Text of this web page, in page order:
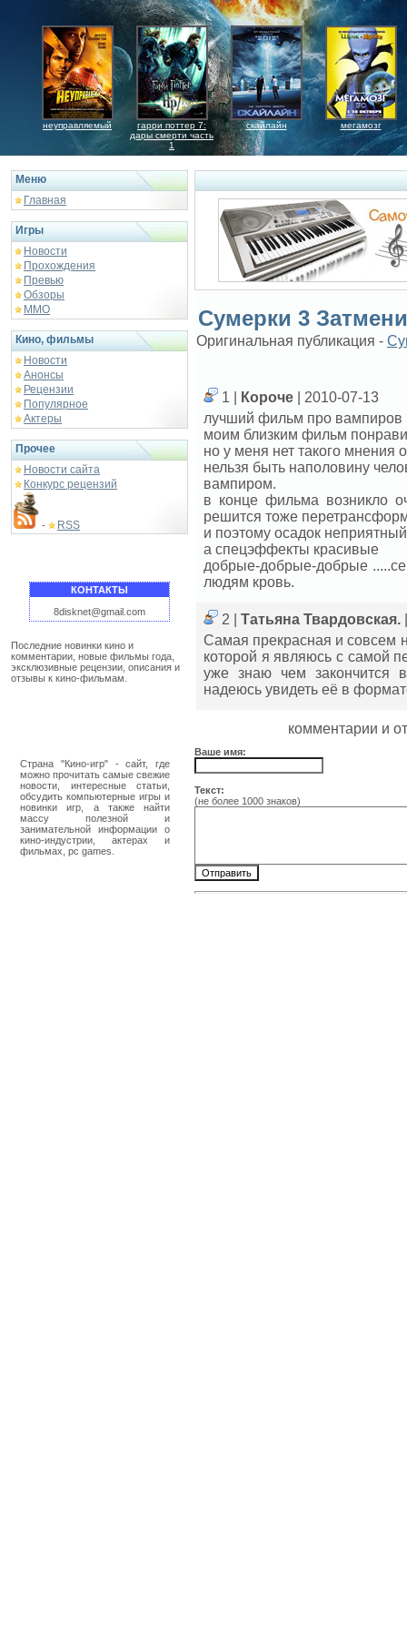
неуправляемый
гарри поттер 7:
дары смерти часть
1
скайлайн мегамозг
Меню
Главная
Игры
Новости
Прохождения
Превью
Обзоры
ММО
Кино, фильмы
Новости
Анонсы
Рецензии
Популярное
Актеры
Прочее
Новости сайта
Конкурс рецензий
- RSS
КОНТАКТЫ
8disknet@gmail.com
Последние новинки кино и
комментарии, новые фильмы года,
эксклюзивные рецензии, описания и
отзывы к кино-фильмам.
Страна "Кино-игр" - сайт, где
можно прочитать самые свежие
новости, интересные статьи,
обсудить компьютерные игры и
новинки игр, а также найти
массу полезной и
занимательной информации о
кино-индустрии, актерах и
фильмах, pc games.
Сумерки 3
Оригинальная публикация -
1 | Короче
| 2010-07-13
лучший фильм про вампиров
моим близким фильм
но у меня нет такого мнения
нельзя быть наполовину
вампиром.
в конце фильма возникло
решится тоже
и поэтому осадок
а спецэффекты красивые
добрые-добрые-добрые
людям кровь.
2 | Татьяна Твардовская.
Самая прекрасная и совсем
которой я являюсь с самой
уже знаю чем закончится
надеюсь увидеть её в
комментарии и
Ваше имя:
Текст:
(не более 1000 знаков)